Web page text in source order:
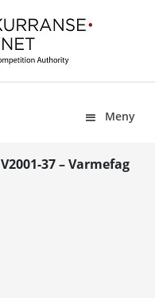
Meny
V2001-37 – Varmefag